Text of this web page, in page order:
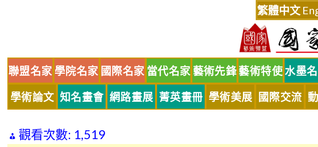
繁體中文
聯盟名家 學院名家 國際名家 當代名家 藝術先鋒藝術特使水墨
學術論文 知名畫會 網路畫展 菁英畫冊 學術美展 國際交流
觀看次數: 1,519